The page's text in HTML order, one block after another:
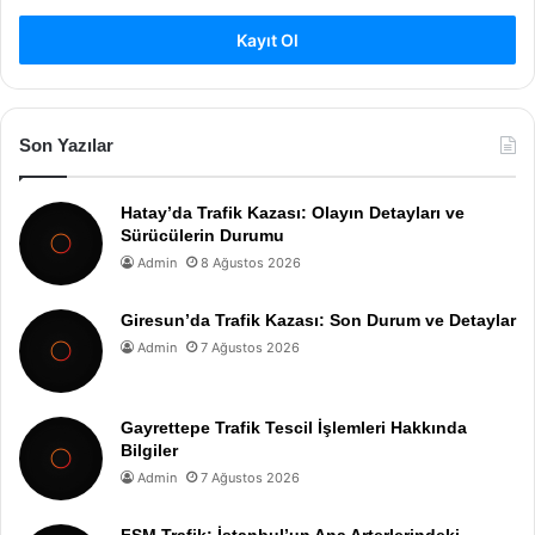
Kayıt Ol
Son Yazılar
Hatay’da Trafik Kazası: Olayın Detayları ve
Sürücülerin Durumu
Admin 8 Ağustos 2026
Giresun’da Trafik Kazası: Son Durum ve Detaylar
Admin 7 Ağustos 2026
Gayrettepe Trafik Tescil İşlemleri Hakkında
Bilgiler
Admin 7 Ağustos 2026